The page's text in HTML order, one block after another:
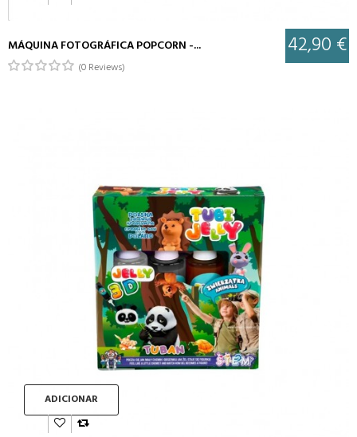
MÁQUINA FOTOGRÁFICA POPCORN -... 42,90 €
(0 Reviews)
ADICIONAR